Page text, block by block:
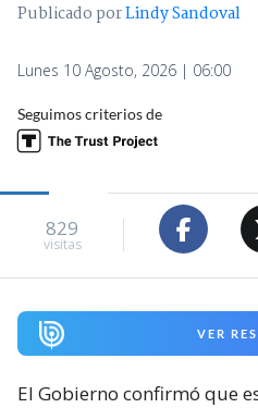
Publicado porLindy Sandoval
Lunes 10 Agosto, 2026 | 06:00
Seguimos criterios de
829
visitas
VER
El Gobierno confirmó que